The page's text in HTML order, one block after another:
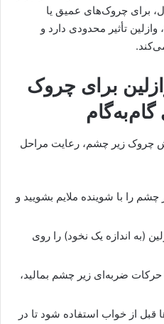
برای چروک‌های عمیق یا
تأثیر محدودی دارد و
برای چروک
چروک زیر چشم، رعایت مراحل
چشم را با شوینده ملایم بشویید و
(به اندازه یک نخود) را روی
حرکات ضربه‌ای زیر چشم بمالید،
از خواب استفاده شود تا در